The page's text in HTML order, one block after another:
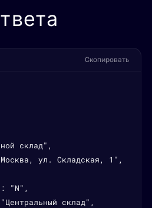
Скопировать
склад",
ул. Складская, 1",
"N",
склад",